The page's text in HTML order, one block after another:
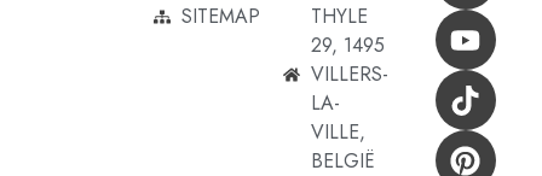
SITEMAP
THYLE
29, 1495
VILLERS-
LA-
VILLE,
BELGIË